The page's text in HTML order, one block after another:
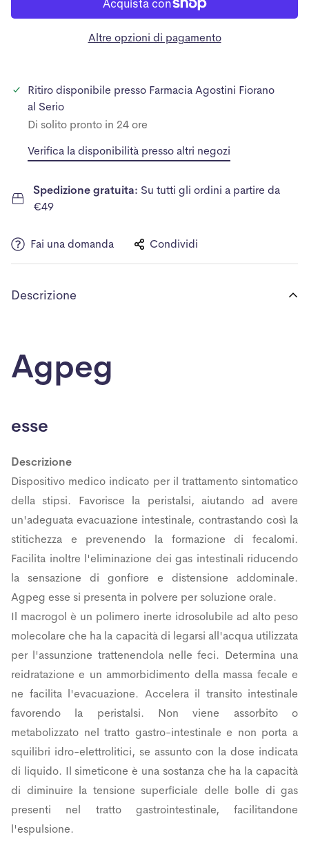
Altre opzioni di pagamento
Ritiro disponibile presso Farmacia Agostini Fiorano
al Serio
Di solito pronto in 24 ore
Verifica la disponibilità presso altri negozi
Spedizione gratuita: Su tutti gli ordini a partire da
€49
Fai una domanda Condividi
Descrizione
Agpeg
esse
Descrizione
Dispositivo medico indicato per il trattamento sintomatico
della stipsi. Favorisce la peristalsi, aiutando ad avere
un'adeguata evacuazione intestinale, contrastando così la
stitichezza e prevenendo la formazione di fecalomi.
Facilita inoltre l'eliminazione dei gas intestinali riducendo
la sensazione di gonfiore e distensione addominale.
Agpeg esse si presenta in polvere per soluzione orale.
Il macrogol è un polimero inerte idrosolubile ad alto peso
molecolare che ha la capacità di legarsi all'acqua utilizzata
per l'assunzione trattenendola nelle feci. Determina una
reidratazione e un ammorbidimento della massa fecale e
ne facilita l'evacuazione. Accelera il transito intestinale
favorendo la peristalsi. Non viene assorbito o
metabolizzato nel tratto gastro-intestinale e non porta a
squilibri idro-elettrolitici, se assunto con la dose indicata
di liquido. Il simeticone è una sostanza che ha la capacità
di diminuire la tensione superficiale delle bolle di gas
presenti nel tratto gastrointestinale, facilitandone
l'espulsione.